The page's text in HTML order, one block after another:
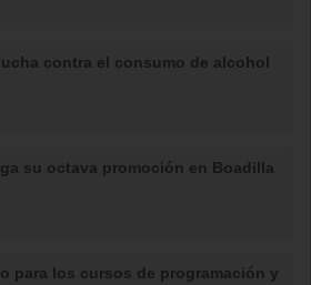
contra el consumo de alcohol
su octava promoción en Boadilla
para los cursos de programación y